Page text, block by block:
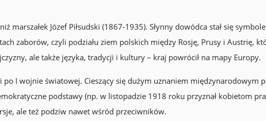
marszałek Józef Piłsudski (1867-1935). Słynny dowódca stał się
zaborów, czyli podziału ziem polskich między Rosję, Prusy i Austrię,
ale także języka, tradycji i kultury – kraj powrócił na mapy Europy.
po I wojnie światowej. Cieszący się dużym uznaniem międzynarodowym
podstawy (np. w listopadzie 1918 roku przyznał kobietom
ale też podziw nawet wśród przeciwników.